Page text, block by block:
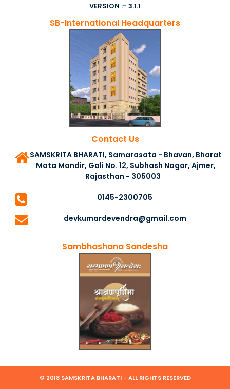
VERSION :- 3.1.1
SB-International Headquarters
Contact Us
SAMSKRITA BHARATI, Samarasata - Bhavan, Bharat
Mata Mandir, Gali No. 12, Subhash Nagar, Ajmer,
Rajasthan - 305003
0145-2300705
devkumardevendra@gmail.com
Sambhashana Sandesha
© 2018 SAMSKRITA BHARATI - ALL RIGHTS RESERVED